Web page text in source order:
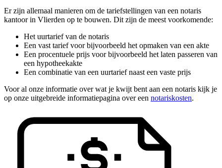
Er zijn allemaal manieren om de tariefstellingen van een notaris
kantoor in Vlierden op te bouwen. Dit zijn de meest voorkomende:
Het uurtarief van de notaris
Een vast tarief voor bijvoorbeeld het opmaken van een akte
Een procentuele prijs voor bijvoorbeeld het laten passeren van
een hypotheekakte
Een combinatie van een uurtarief naast een vaste prijs
Voor al onze informatie over wat je kwijt bent aan een notaris kijk je
op onze uitgebreide informatiepagina over een notariskosten.